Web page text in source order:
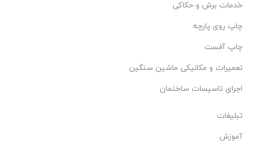
خدمات برش و حکاکی
چاپ روی پارچه
چاپ آفست
تعمیرات و مکانیکی ماشین سنگین
اجرای تاسیسات ساختمان
تبلیغات
آموزش